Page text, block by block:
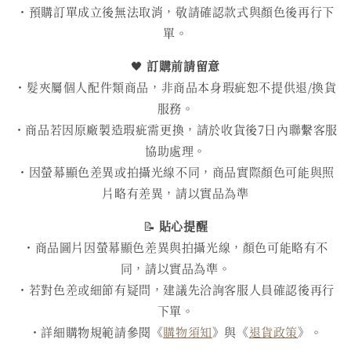
・預購訂單成立後無法取消，敬請確認款式與顏色後再行下
單。
🖤訂購前請留意
・髮夾屬個人配件類商品，非商品本身瑕疵恕不提供退/換貨
服務。
・商品若因原廠製造瑕疵需更換，請於收貨後7日內聯繫客服
協助處理。
・因螢幕顯色差異或拍攝光線不同，商品實際顏色可能與照
片略有差異，請以實品為準
📝 貼心提醒
・商品圖片因螢幕顯色差異與拍攝光線，顏色可能略有不
同，請以實品為準。
・若對色差或細節有疑問，建議先洽詢客服人員確認後再行
下單。
・詳細購物規範請參閱《購物須知》與《退貨政策》。